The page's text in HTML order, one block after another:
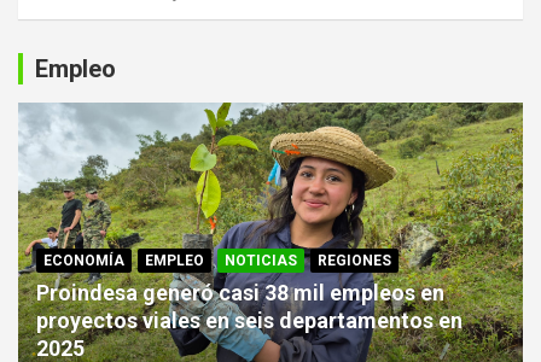
Empleo
ECONOMÍA EMPLEO NOTICIAS REGIONES
Proindesa generó casi 38 mil empleos en
proyectos viales en seis departamentos en
2025